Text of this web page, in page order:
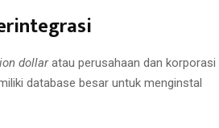
dollaratau perusahaan dan korporasi
database besar untuk menginstal